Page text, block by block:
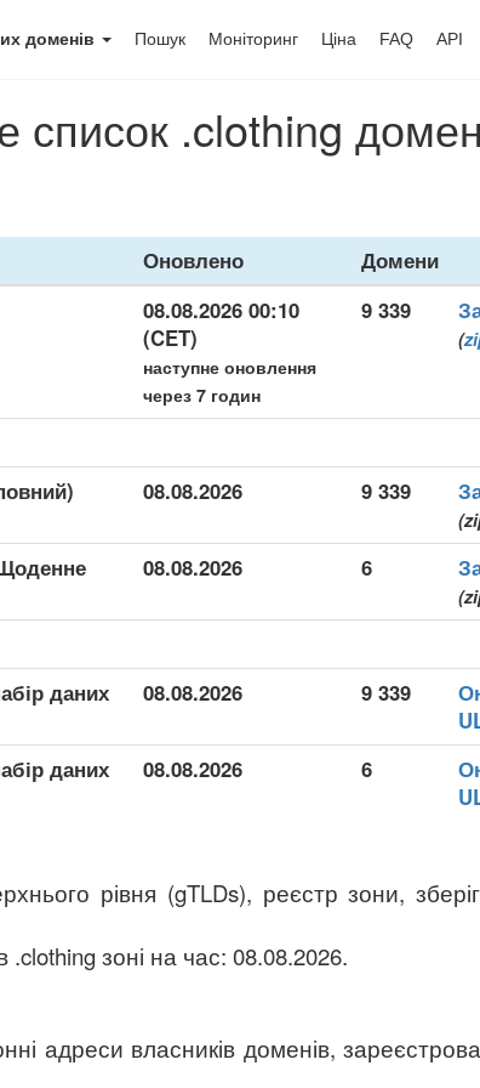
доменів Пошук Моніторинг Ціна FAQ API
список .clothing домен
Оновлено
Домени
08.08.2026 00:10
(CET)
наступне оновлення
через 7 годин
9 339
(
08.08.2026 9 339
08.08.2026 6
даних
08.08.2026 9 339
даних
08.08.2026 6
рівня (gTLDs), реєстр зони,
зоні на час: 08.08.2026.
адреси власників доменів,